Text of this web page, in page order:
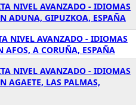
NIVEL AVANZADO - IDIOMAS
ADUNA, GIPUZKOA, ESPAÑA
NIVEL AVANZADO - IDIOMAS
AFOS, A CORUÑA, ESPAÑA
NIVEL AVANZADO - IDIOMAS
AGAETE, LAS PALMAS,